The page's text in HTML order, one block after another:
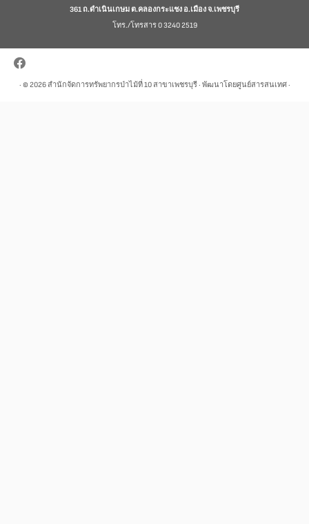
361 ถ.ดำเนินเกษม ต.คลองกระแชง อ.เมือง จ.เพชรบุรี
โทร./โทรสาร 0 3240 2519
· © 2026สำนักจัดการทรัพยากรป่าไม้ที่ 10 สาขาเพชรบุรี· พัฒนาโดยศูนย์สารสนเทศ ·